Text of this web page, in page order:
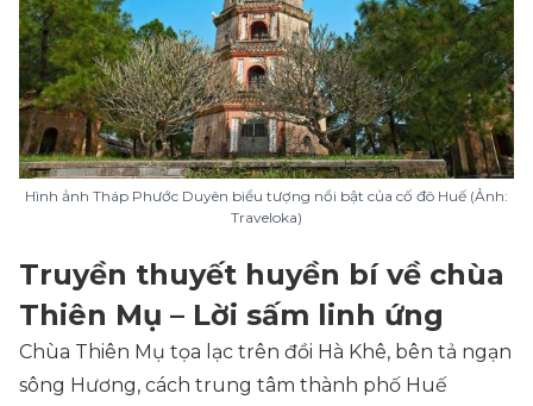
Hình ảnh Tháp Phước Duyên biểu tượng nổi bật của cố đô Huế (Ảnh:
Traveloka)
Truyền thuyết huyền bí về chùa
Thiên Mụ – Lời sấm linh ứng
Chùa Thiên Mụ tọa lạc trên đồi Hà Khê, bên tả ngạn
sông Hương, cách trung tâm thành phố Huế